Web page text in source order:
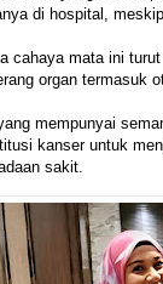
di hospital,
cahaya mata ini
organ termasuk
mempunyai
kanser untuk
sakit.